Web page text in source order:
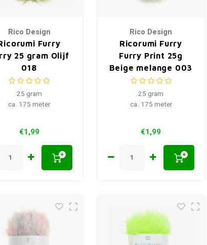
Rico Design
Furry
25 gram Olijf
018
25 gram
ca. 175 meter
€1,99
+
Rico Design
Ricorumi Furry
Furry Print 25g
Beige melange 003
25 gram
ca. 175 meter
€1,99
+